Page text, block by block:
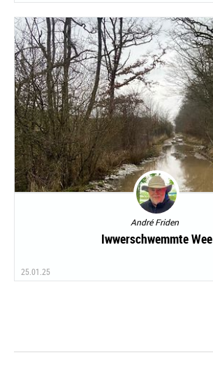
André Friden
Iwwerschwemmte Wee
25.01.25